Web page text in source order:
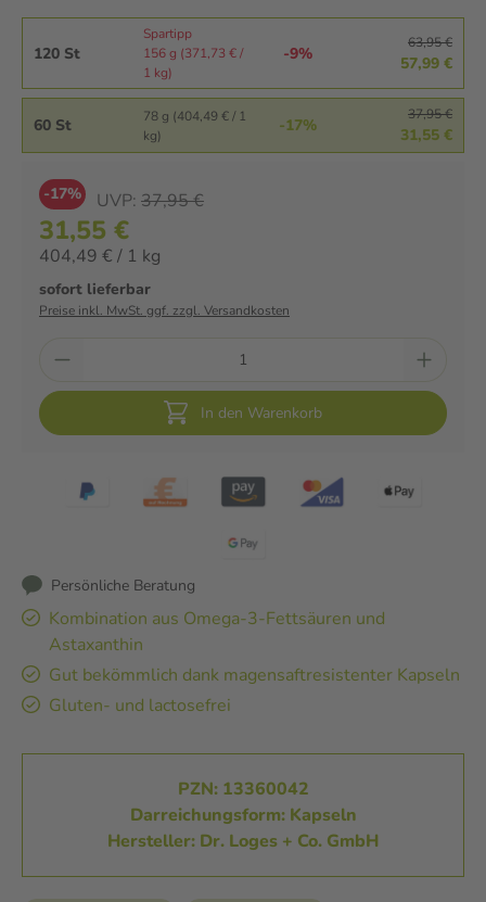
120 St
Spartipp
156 g (371,73 € /
1 kg)
-9%
63,95 €
57,99 €
60 St
78 g (404,49 € / 1
kg)
-17%
37,95 €
31,55 €
-17% UVP: 37,95 €
31,55 €
404,49 € / 1 kg
sofort lieferbar
Preise inkl. MwSt. ggf. zzgl. Versandkosten
In den Warenkorb
Persönliche Beratung
Kombination aus Omega-3-Fettsäuren und
Astaxanthin
Gut bekömmlich dank magensaftresistenter Kapseln
Gluten- und lactosefrei
PZN: 13360042
Darreichungsform: Kapseln
Hersteller: Dr. Loges + Co. GmbH